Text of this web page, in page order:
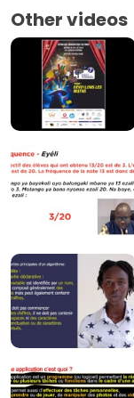
Other videos